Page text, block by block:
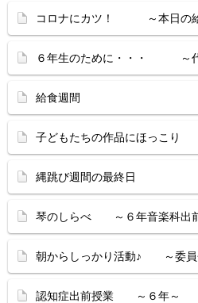
コロナにカツ！ ～本日の
６年生のために・・・ ～代
給食週間
子どもたちの作品にほっこり
縄跳び週間の最終日
琴のしらべ ～６年音楽科出
朝からしっかり活動♪ ～委員
認知症出前授業 ～６年～